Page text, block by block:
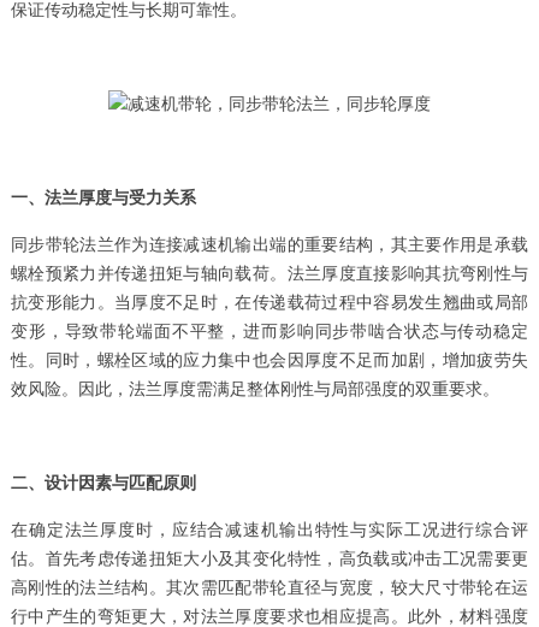
保证传动稳定性与长期可靠性。
一、法兰厚度与受力关系
同步带轮法兰作为连接减速机输出端的重要结构，其主要作用是承载
螺栓预紧力并传递扭矩与轴向载荷。法兰厚度直接影响其抗弯刚性与
抗变形能力。当厚度不足时，在传递载荷过程中容易发生翘曲或局部
变形，导致带轮端面不平整，进而影响同步带啮合状态与传动稳定
性。同时，螺栓区域的应力集中也会因厚度不足而加剧，增加疲劳失
效风险。因此，法兰厚度需满足整体刚性与局部强度的双重要求。
二、设计因素与匹配原则
在确定法兰厚度时，应结合减速机输出特性与实际工况进行综合评
估。首先考虑传递扭矩大小及其变化特性，高负载或冲击工况需要更
高刚性的法兰结构。其次需匹配带轮直径与宽度，较大尺寸带轮在运
行中产生的弯矩更大，对法兰厚度要求也相应提高。此外，材料强度